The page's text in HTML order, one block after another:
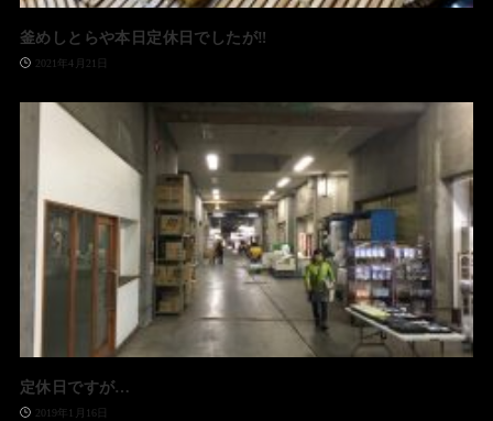
釜めしとらや本日定休日でしたが‼️
2021年4月21日
定休日ですが…
2019年1月16日